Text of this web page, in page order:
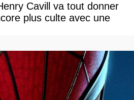
Cavill va tout donner
plus culte avec une